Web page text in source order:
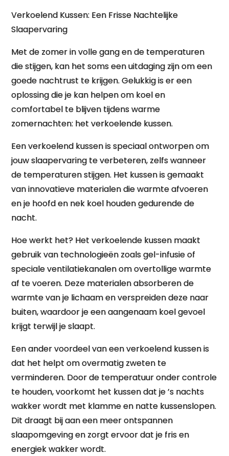
Verkoelend Kussen: Een Frisse Nachtelijke
Slaapervaring
Met de zomer in volle gang en de temperaturen
die stijgen, kan het soms een uitdaging zijn om een
goede nachtrust te krijgen. Gelukkig is er een
oplossing die je kan helpen om koel en
comfortabel te blijven tijdens warme
zomernachten: het verkoelende kussen.
Een verkoelend kussen is speciaal ontworpen om
jouw slaapervaring te verbeteren, zelfs wanneer
de temperaturen stijgen. Het kussen is gemaakt
van innovatieve materialen die warmte afvoeren
en je hoofd en nek koel houden gedurende de
nacht.
Hoe werkt het? Het verkoelende kussen maakt
gebruik van technologieën zoals gel-infusie of
speciale ventilatiekanalen om overtollige warmte
af te voeren. Deze materialen absorberen de
warmte van je lichaam en verspreiden deze naar
buiten, waardoor je een aangenaam koel gevoel
krijgt terwijl je slaapt.
Een ander voordeel van een verkoelend kussen is
dat het helpt om overmatig zweten te
verminderen. Door de temperatuur onder controle
te houden, voorkomt het kussen dat je ’s nachts
wakker wordt met klamme en natte kussenslopen.
Dit draagt bij aan een meer ontspannen
slaapomgeving en zorgt ervoor dat je fris en
energiek wakker wordt.